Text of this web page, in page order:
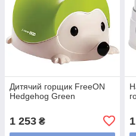
Дитячий горщик FreeON
Hedgehog Green
1 253 ₴